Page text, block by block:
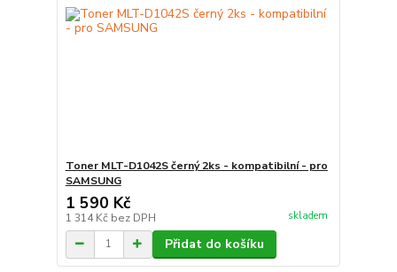
Toner MLT-D1042S černý 2ks - kompatibilní - pro
SAMSUNG
1 590 Kč
1 314 Kč bez DPH skladem
Přidat do košíku